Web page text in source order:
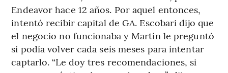
Endeavor hace 12 años. Por aquel entonces,
intentó recibir capital de GA. Escobari dijo que
el negocio no funcionaba y Martín le preguntó
si podía volver cada seis meses para intentar
captarlo. “Le doy tres recomendaciones, si